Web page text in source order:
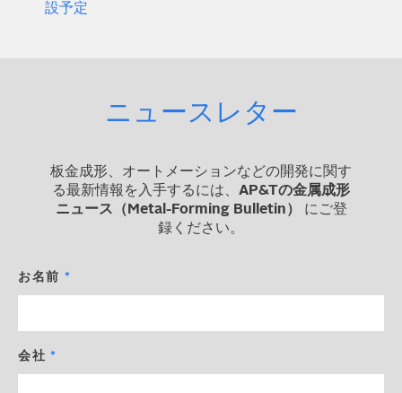
設予定
ニュースレター
板金成形、オートメーションなどの開発に関す
る最新情報を入手するには、 AP&Tの金属成形
ニュース（Metal-Forming Bulletin）
にご登
録ください。
お名前
会社